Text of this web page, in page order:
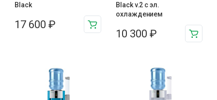
Black
17 600 ₽
Black v.2 с эл.
охлаждением
10 300 ₽